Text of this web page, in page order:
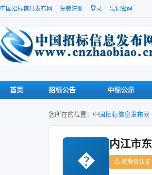
中国招标信息发布网 免费注册 登录 忘记密码
首页 招标公告 中标公示
您所在的位置： 中国招标信息发布网
�
内江市
⚠ 资质待认证